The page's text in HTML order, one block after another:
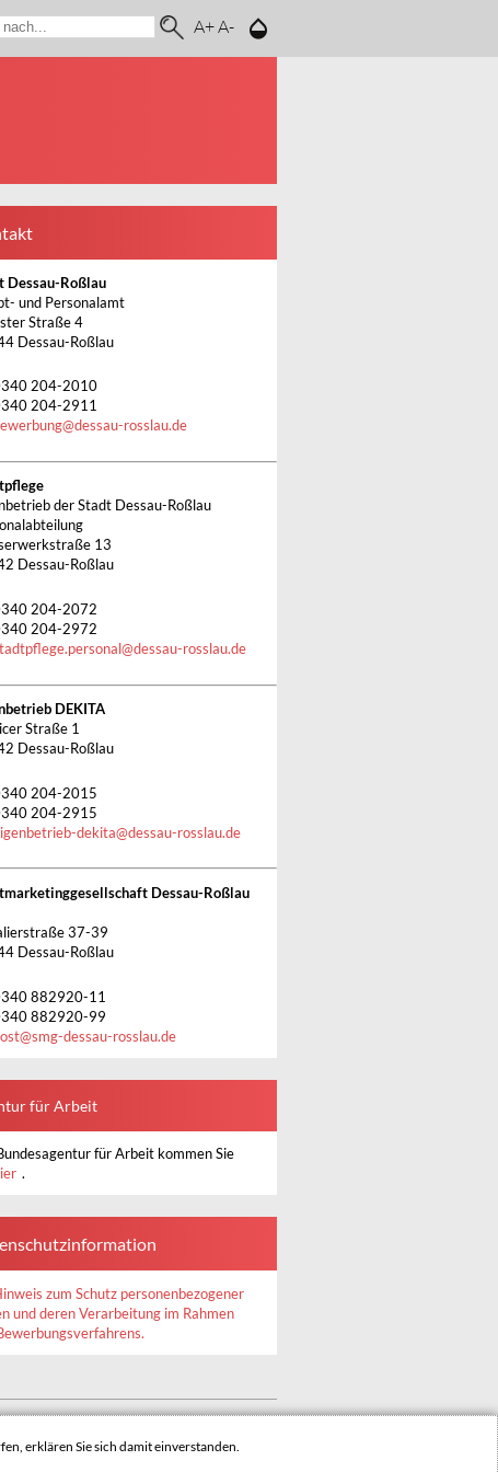
erklären Sie sich damit einverstanden.
A+A-
Dessau-Roßlau
und Personalamt
Straße 4
Dessau-Roßlau
204-2010
204-2911
@dessau-rosslau.de
der Stadt Dessau-Roßlau
13
Dessau-Roßlau
204-2072
204-2972
@dessau-rosslau.de
DEKITA
Straße 1
Dessau-Roßlau
204-2015
204-2915
dekita@dessau-rosslau.de
Dessau-Roßlau
37-39
Dessau-Roßlau
882920-11
882920-99
@smg-dessau-rosslau.de
für Arbeit
für Arbeit kommen Sie
.
zum Schutz personenbezogener
und deren Verarbeitung im Rahmen
INHALTSVERZEICHNIS
IMPRESSUM